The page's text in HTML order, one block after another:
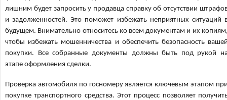
лишним будет запросить у продавца справку об отсутствии
и задолженностей. Это поможет избежать неприятных ситуаций
будущем. Внимательно относитесь ко всем документам и их
чтобы избежать мошенничества и обеспечить безопасность
покупки. Все собранные документы должны быть под рукой
этапе оформления сделки.
Проверка автомобиля по госномеру является ключевым этапом
покупке транспортного средства. Этот процесс позволяет